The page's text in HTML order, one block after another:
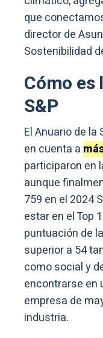
que
director de
Sostenibilidad
Cómo
S&P
El Anuario de
en cuenta a
participaron en
aunque
759 en el 2024
estar en el Top
puntuación de
superior a 54
como social y
encontrarse en
empresa de
industria.